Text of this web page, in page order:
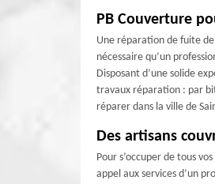
PB Couverture
Une réparation de fuite
nécessaire qu’un
Disposant d’une solide
travaux réparation : par
réparer dans la ville de
Des artisans
Pour s’occuper de tous
appel aux services d’un